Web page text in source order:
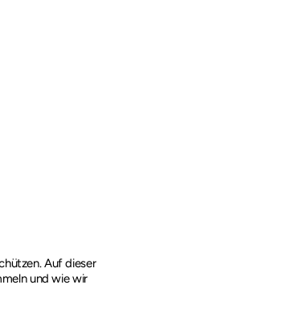
Auf dieser
und wie wir